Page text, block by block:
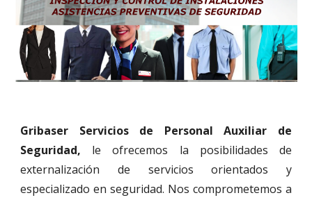
Gribaser Servicios de Personal Auxiliar de
Seguridad, le ofrecemos la posibilidades de
externalización de servicios orientados y
especializado en seguridad. Nos comprometemos a